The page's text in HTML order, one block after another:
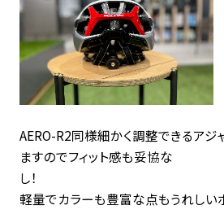
AERO-R2同様細かく調整できるアジ
ますのでフィット感も妥協な
軽量でカラーも豊富な点もうれしい